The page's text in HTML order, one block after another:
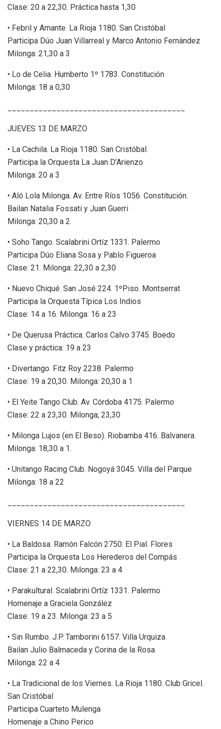
Clase: 20 a 22,30. Práctica hasta 1,30
• Febril y Amante. La Rioja 1180. San Cristóbal
Participa Dúo Juan Villarreal y Marco Antonio Fernández
Milonga: 21,30 a 3
• Lo de Celia. Humberto 1º 1783. Constitución
Milonga: 18 a 0,30
JUEVES 13 DE MARZO
• La Cachila. La Rioja 1180. San Cristóbal.
Participa la Orquesta La Juan D’Arienzo
Milonga: 20 a 3
• Aló Lola Milonga. Av. Entre Ríos 1056. Constitución.
Bailan Natalia Fossati y Juan Guerri
Milonga: 20,30 a 2.
• Soho Tango. Scalabrini Ortíz 1331. Palermo
Participa Dúo Eliana Sosa y Pablo Figueroa
Clase: 21. Milonga: 22,30 a 2,30
• Nuevo Chiqué. San José 224. 1ºPiso. Montserrat
Participa la Orquesta Típica Los Indios
Clase: 14 a 16. Milonga: 16 a 23
• De Querusa Práctica. Carlos Calvo 3745. Boedo
Clase y práctica: 19 a 23
• Divertango. Fitz Roy 2238. Palermo
Clase: 19 a 20,30. Milonga: 20,30 a 1
• El Yeite Tango Club. Av. Córdoba 4175. Palermo
Clase: 22 a 23,30. Milonga; 23,30
• Milonga Lujos (en El Beso). Riobamba 416. Balvanera.
Milonga: 18,30 a 1.
• Unitango Racing Club. Nogoyá 3045. Villa del Parque
Milonga: 18 a 22
VIERNES 14 DE MARZO
• La Baldosa. Ramón Falcón 2750. El Pial. Flores
Participa la Orquesta Los Herederos del Compás
Clase: 21 a 22,30. Milonga: 23 a 4
• Parakultural. Scalabrini Ortíz 1331. Palermo
Homenaje a Graciela González
Clase: 19 a 23. Milonga: 23 a 5
• Sin Rumbo. J.P. Tamborini 6157. Villa Urquiza
Bailan Julio Balmaceda y Corina de la Rosa
Milonga: 22 a 4
• La Tradicional de los Viernes. La Rioja 1180. Club Gricel.
San Cristóbal
Participa Cuarteto Mulenga
Homenaje a Chino Perico